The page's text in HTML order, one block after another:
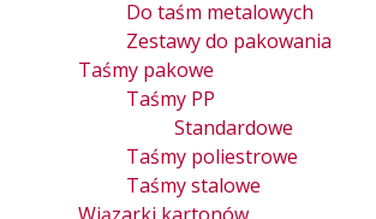
Do taśm metalowych
Zestawy do pakowania
Taśmy pakowe
Taśmy PP
Standardowe
Taśmy poliestrowe
Taśmy stalowe